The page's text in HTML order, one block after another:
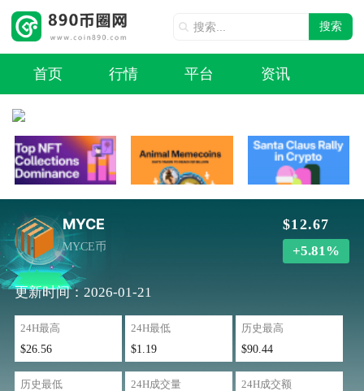
搜索
首页 行情 平台 资讯
MYCE
MYCE币
$12.67
+5.81%
更新时间：2026-01-21
24H最高
$26.56
24H最低
$1.19
历史最高
$90.44
历史最低 24H成交量 24H成交额